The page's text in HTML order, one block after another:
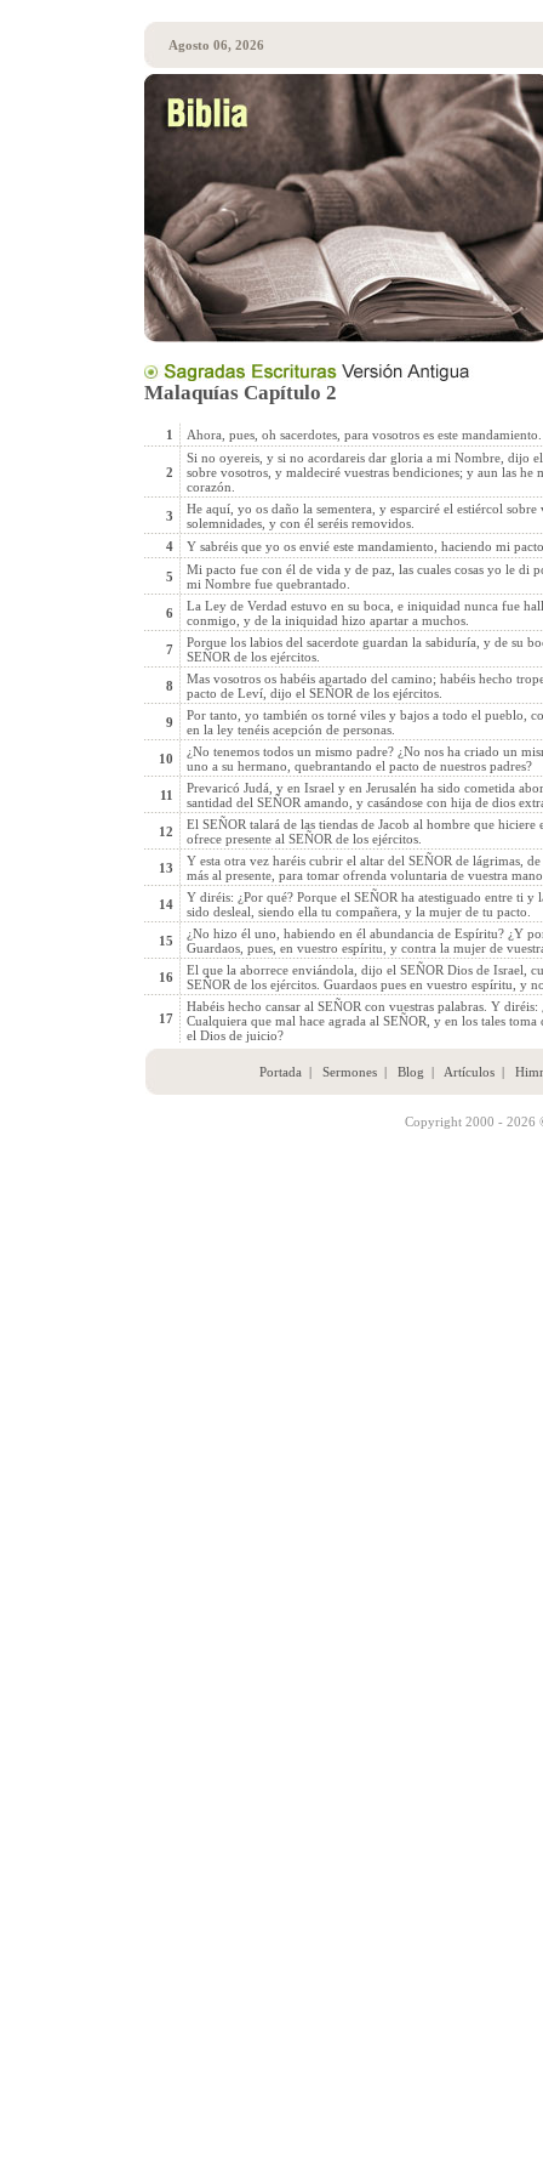
Agosto 06, 2026
Malaquías Capítulo 2
1 Ahora, pues, oh sacerdotes, para vosotros es este mandamiento.
2
Si no oyereis, y si no acordareis dar gloria a mi Nombre, dijo
sobre vosotros, y maldeciré vuestras bendiciones; y aun las
corazón.
3
He aquí, yo os daño la sementera, y esparciré el estiércol sobre
solemnidades, y con él seréis removidos.
4
Y sabréis que yo os envié este mandamiento, haciendo mi
5
Mi pacto fue con él de vida y de paz, las cuales cosas yo le di
mi Nombre fue quebrantado.
6
La Ley de Verdad estuvo en su boca, e iniquidad nunca fue
conmigo, y de la iniquidad hizo apartar a muchos.
7
Porque los labios del sacerdote guardan la sabiduría, y de su
SEÑOR de los ejércitos.
8
Mas vosotros os habéis apartado del camino; habéis hecho
pacto de Leví, dijo el SEÑOR de los ejércitos.
9
Por tanto, yo también os torné viles y bajos a todo el pueblo,
en la ley tenéis acepción de personas.
10
¿No tenemos todos un mismo padre? ¿No nos ha criado un
uno a su hermano, quebrantando el pacto de nuestros padres?
11
Prevaricó Judá, y en Israel y en Jerusalén ha sido cometida
santidad del SEÑOR amando, y casándose con hija de dios
12
El SEÑOR talará de las tiendas de Jacob al hombre que
ofrece presente al SEÑOR de los ejércitos.
13
Y esta otra vez haréis cubrir el altar del SEÑOR de lágrimas,
más al presente, para tomar ofrenda voluntaria de vuestra
14
Y diréis: ¿Por qué? Porque el SEÑOR ha atestiguado entre ti
sido desleal, siendo ella tu compañera, y la mujer de tu pacto.
15
¿No hizo él uno, habiendo en él abundancia de Espíritu? ¿Y
Guardaos, pues, en vuestro espíritu, y contra la mujer de
16
El que la aborrece enviándola, dijo el SEÑOR Dios de Israel,
SEÑOR de los ejércitos. Guardaos pues en vuestro espíritu, y
17
Habéis hecho cansar al SEÑOR con vuestras palabras. Y
Cualquiera que mal hace agrada al SEÑOR, y en los tales
el Dios de juicio?
Portada | Sermones| Blog | Artículos|
Copyright 2000 - 2026